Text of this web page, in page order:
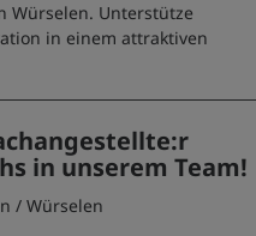
Würselen. Unterstütze
in einem attraktiven
in unserem Team!
/ Würselen